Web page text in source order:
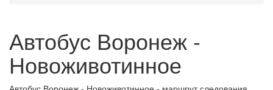
Автобус Воронеж -
Новоживотинное